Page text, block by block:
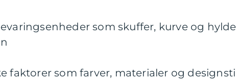
som skuffer, kurve og
faktorer som farver, materialer og